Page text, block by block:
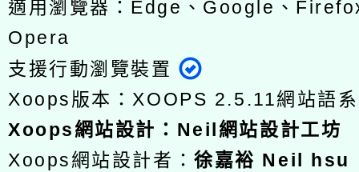
適用瀏覽器：Edge、Google、
Opera
支援行動瀏覽裝置
Xoops版本： XOOPS 2.5.11網站語
Xoops網站設計 ： Neil網站設計工坊
Xoops網站設計者：徐嘉裕 Neil hsu